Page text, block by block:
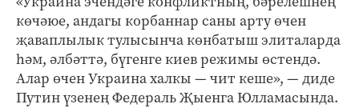
көчәюе, андагы корбаннар саны арту өчен
җаваплылык тулысынча көнбатыш элиталарда
һәм, әлбәттә, бүгенге киев режимы өстендә.
Алар өчен Украина халкы — чит кеше», — диде
Путин үзенең Федераль Җыенга Юлламасында.